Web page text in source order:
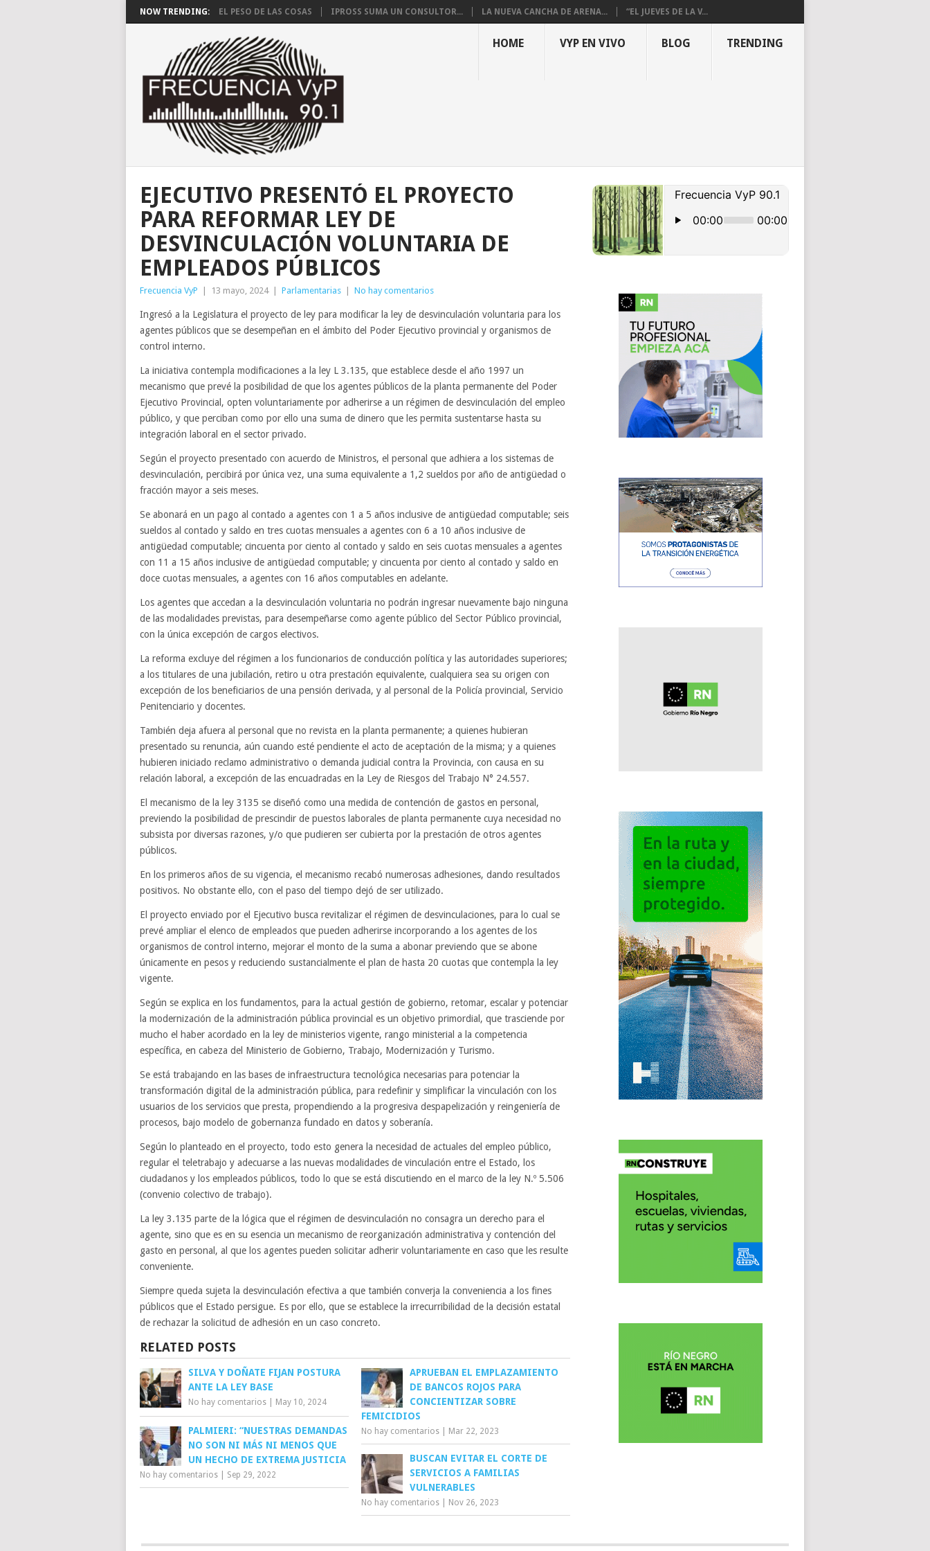
NOW TRENDING: EL PESO DE LAS COSAS IPROSS SUMA UN CONSULTOR... LA NUEVA CANCHA DE ARENA... “EL JUEVES DE LA V...
HOME VYP EN VIVO BLOG TRENDING
EJECUTIVO PRESENTÓ EL PROYECTO
PARA REFORMAR LEY DE
DESVINCULACIÓN VOLUNTARIA DE
EMPLEADOS PÚBLICOS
Frecuencia VyP 13 mayo, 2024 Parlamentarias No hay comentarios
Ingresó a la Legislatura el proyecto de ley para modificar la ley de desvinculación voluntaria para los
agentes públicos que se desempeñan en el ámbito del Poder Ejecutivo provincial y organismos de
control interno.
La iniciativa contempla modificaciones a la ley L 3.135, que establece desde el año 1997 un
mecanismo que prevé la posibilidad de que los agentes públicos de la planta permanente del Poder
Ejecutivo Provincial, opten voluntariamente por adherirse a un régimen de desvinculación del empleo
público, y que perciban como por ello una suma de dinero que les permita sustentarse hasta su
integración laboral en el sector privado.
Según el proyecto presentado con acuerdo de Ministros, el personal que adhiera a los sistemas de
desvinculación, percibirá por única vez, una suma equivalente a 1,2 sueldos por año de antigüedad o
fracción mayor a seis meses.
Se abonará en un pago al contado a agentes con 1 a 5 años inclusive de antigüedad computable; seis
sueldos al contado y saldo en tres cuotas mensuales a agentes con 6 a 10 años inclusive de
antigüedad computable; cincuenta por ciento al contado y saldo en seis cuotas mensuales a agentes
con 11 a 15 años inclusive de antigüedad computable; y cincuenta por ciento al contado y saldo en
doce cuotas mensuales, a agentes con 16 años computables en adelante.
Los agentes que accedan a la desvinculación voluntaria no podrán ingresar nuevamente bajo ninguna
de las modalidades previstas, para desempeñarse como agente público del Sector Público provincial,
con la única excepción de cargos electivos.
La reforma excluye del régimen a los funcionarios de conducción política y las autoridades superiores;
a los titulares de una jubilación, retiro u otra prestación equivalente, cualquiera sea su origen con
excepción de los beneficiarios de una pensión derivada, y al personal de la Policía provincial, Servicio
Penitenciario y docentes.
También deja afuera al personal que no revista en la planta permanente; a quienes hubieran
presentado su renuncia, aún cuando esté pendiente el acto de aceptación de la misma; y a quienes
hubieren iniciado reclamo administrativo o demanda judicial contra la Provincia, con causa en su
relación laboral, a excepción de las encuadradas en la Ley de Riesgos del Trabajo N° 24.557.
El mecanismo de la ley 3135 se diseñó como una medida de contención de gastos en personal,
previendo la posibilidad de prescindir de puestos laborales de planta permanente cuya necesidad no
subsista por diversas razones, y/o que pudieren ser cubierta por la prestación de otros agentes
públicos.
En los primeros años de su vigencia, el mecanismo recabó numerosas adhesiones, dando resultados
positivos. No obstante ello, con el paso del tiempo dejó de ser utilizado.
El proyecto enviado por el Ejecutivo busca revitalizar el régimen de desvinculaciones, para lo cual se
prevé ampliar el elenco de empleados que pueden adherirse incorporando a los agentes de los
organismos de control interno, mejorar el monto de la suma a abonar previendo que se abone
únicamente en pesos y reduciendo sustancialmente el plan de hasta 20 cuotas que contempla la ley
vigente.
Según se explica en los fundamentos, para la actual gestión de gobierno, retomar, escalar y potenciar
la modernización de la administración pública provincial es un objetivo primordial, que trasciende por
mucho el haber acordado en la ley de ministerios vigente, rango ministerial a la competencia
específica, en cabeza del Ministerio de Gobierno, Trabajo, Modernización y Turismo.
Se está trabajando en las bases de infraestructura tecnológica necesarias para potenciar la
transformación digital de la administración pública, para redefinir y simplificar la vinculación con los
usuarios de los servicios que presta, propendiendo a la progresiva despapelización y reingeniería de
procesos, bajo modelo de gobernanza fundado en datos y soberanía.
Según lo planteado en el proyecto, todo esto genera la necesidad de actuales del empleo público,
regular el teletrabajo y adecuarse a las nuevas modalidades de vinculación entre el Estado, los
ciudadanos y los empleados públicos, todo lo que se está discutiendo en el marco de la ley N.º 5.506
(convenio colectivo de trabajo).
La ley 3.135 parte de la lógica que el régimen de desvinculación no consagra un derecho para el
agente, sino que es en su esencia un mecanismo de reorganización administrativa y contención del
gasto en personal, al que los agentes pueden solicitar adherir voluntariamente en caso que les resulte
conveniente.
Siempre queda sujeta la desvinculación efectiva a que también converja la conveniencia a los fines
públicos que el Estado persigue. Es por ello, que se establece la irrecurribilidad de la decisión estatal
de rechazar la solicitud de adhesión en un caso concreto.
RELATED POSTS
SILVA Y DOÑATE FIJAN POSTURA
ANTE LA LEY BASE
No hay comentarios May 10, 2024
APRUEBAN EL EMPLAZAMIENTO
DE BANCOS ROJOS PARA
CONCIENTIZAR SOBRE
FEMICIDIOS
No hay comentarios Mar 22, 2023
PALMIERI: “NUESTRAS DEMANDAS
NO SON NI MÁS NI MENOS QUE
UN HECHO DE EXTREMA JUSTICIA
No hay comentarios Sep 29, 2022
BUSCAN EVITAR EL CORTE DE
SERVICIOS A FAMILIAS
VULNERABLES
No hay comentarios Nov 26, 2023